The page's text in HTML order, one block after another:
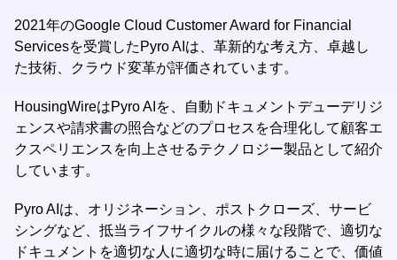
2021年のGoogle Cloud Customer Award for Financial
Servicesを受賞したPyro AIは、革新的な考え方、卓越し
た技術、クラウド変革が評価されています。
HousingWireはPyro AIを、自動ドキュメントデューデリジ
ェンスや請求書の照合などのプロセスを合理化して顧客エ
クスペリエンスを向上させるテクノロジー製品として紹介
しています。
Pyro AIは、オリジネーション、ポストクローズ、サービ
シングなど、抵当ライフサイクルの様々な段階で、適切な
ドキュメントを適切な人に適切な時に届けることで、価値